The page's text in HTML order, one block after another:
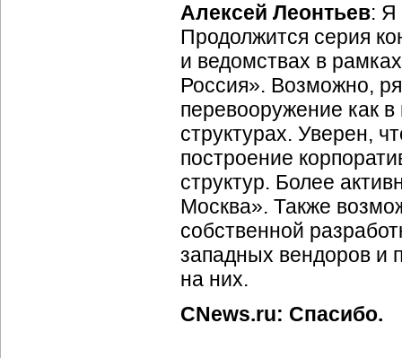
Алексей Леонтьев: Я
Продолжится серия
и ведомствах в
Россия». Возможно,
перевооружение как
структурах. Уверен,
построение
структур. Более
Москва». Также
собственной
западных вендоров и
на них.
CNews.ru: Спасибо.